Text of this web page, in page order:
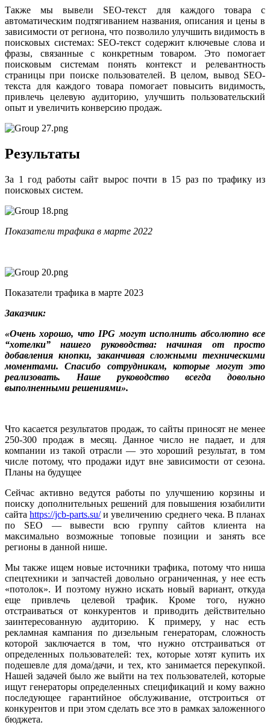
Также мы вывели SЕО-текст для каждого товара с
автоматическим подтягиванием названия, описания и цены в
зависимости от региона, что позволило улучшить видимость в
поисковых системах: SEO-текст содержит ключевые слова и
фразы, связанные с конкретным товаром. Это помогает
поисковым системам понять контекст и релевантность
страницы при поиске пользователей. В целом, вывод SEO-
текста для каждого товара помогает повысить видимость,
привлечь целевую аудиторию, улучшить пользовательский
опыт и увеличить конверсию продаж.
Результаты
За 1 год работы сайт вырос почти в 15 раз по трафику из
поисковых систем.
Показатели трафика в марте 2022
Показатели трафика в марте 2023
Заказчик:
«Очень хорошо, что IPG могут исполнить абсолютно все
“хотелки” нашего руководства: начиная от просто
добавления кнопки, заканчивая сложными техническими
моментами. Спасибо сотрудникам, которые могут это
реализовать. Наше руководство всегда довольно
выполненными решениями».
Что касается результатов продаж, то сайты приносят не менее
250-300 продаж в месяц. Данное число не падает, и для
компании из такой отрасли — это хороший результат, в том
числе потому, что продажи идут вне зависимости от сезона.
Планы на будущее
Сейчас активно ведутся работы по улучшению корзины и
поиску дополнительных решений для повышения юзабилити
сайтаhttps://jcb-parts.su/и увеличению среднего чека. В планах
по SEO — вывести всю группу сайтов клиента на
максимально возможные топовые позиции и занять все
регионы в данной нише.
Мы также ищем новые источники трафика, потому что ниша
спецтехники и запчастей довольно ограниченная, у нее есть
«потолок». И поэтому нужно искать новый вариант, откуда
еще привлечь целевой трафик. Кроме того, нужно
отстраиваться от конкурентов и приводить действительно
заинтересованную аудиторию. К примеру, у нас есть
рекламная кампания по дизельным генераторам, сложность
которой заключается в том, что нужно отстраиваться от
определенных пользователей: тех, которые хотят купить их
подешевле для дома/дачи, и тех, кто занимается перекупкой.
Нашей задачей было же выйти на тех пользователей, которые
ищут генераторы определенных спецификаций и кому важно
последующее гарантийное обслуживание, отстроиться от
конкурентов и при этом сделать все это в рамках заложенного
бюджета.